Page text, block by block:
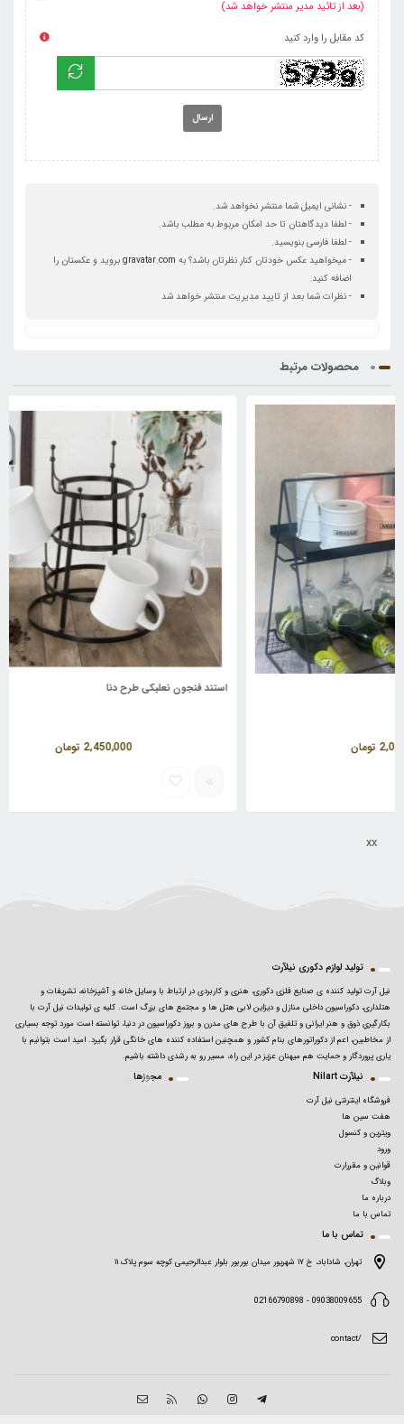
(بعد از تائید مدیر منتشر خواهد شد)
کد مقابل را وارد کنید
ارسال
- نشانی ایمیل شما منتشر نخواهد شد.
- لطفا دیدگاهتان تا حد امکان مربوط به مطلب باشد.
- لطفا فارسی بنویسید.
- میخواهید عکس خودتان کنار نظرتان باشد؟ به gravatar.comبروید و عکستان را
اضافه کنید.
- نظرات شما بعد از تایید مدیریت منتشر خواهد شد
محصولات مرتبط
استند فنجون نعلبکی طرح دنا
xx
تولید لوازم دکوری نیلآرت
نیل آرت تولید کننده ی صنایع فلزی دکوری، هنری و کاربردی در ارتباط با وسایل خانه و آشپزخانه، تشریفات و
هتلداری، دکوراسیون داخلی منازل و دیزاین لابی هتل ها و مجتمع های بزرگ است. کلیه ی تولیدات نیل آرت با
بکارگیریِ ذوق و هنر ایرانی و تلفیق آن با طرح های مدرن و بروز دکوراسیون در دنیا، توانسته است مورد توجه بسیاری
از مخاطبین، اعم از دکوراتورهای بنام کشور و همچنین استفاده کننده های خانگی قرار بگیرد. امید است بتوانیم با
یاری پروردگار و حمایت هم میهنان عزیز در این راه، مسیر رو به رشدی داشته باشیم.
نیلآرت Nilart
فروشگاه اینترنتی نیل آرت
هفت سین ها
ویترین و کنسول
ورود
قوانین و مقررارت
وبلاگ
درباره ما
تماس با ما
مجوزها
تماس با ما
تهران، شاداباد، خ ۱۷ شهریور میدان بوربور بلوار عبدالرحیمی کوچه سوم پلاک ۱۱
09038009655 - 02166790898
/contact